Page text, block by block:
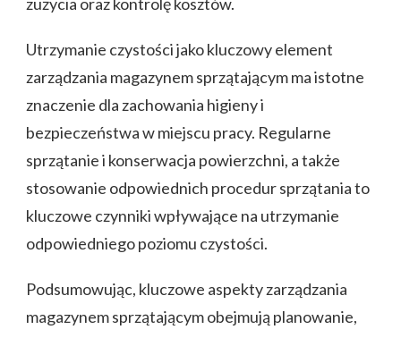
Utrzymanie czystości jako kluczowy element
zarządzania magazynem sprzątającym ma istotne
znaczenie dla zachowania higieny i
bezpieczeństwa w miejscu pracy. Regularne
sprzątanie i konserwacja powierzchni, a także
stosowanie odpowiednich procedur sprzątania to
kluczowe czynniki wpływające na utrzymanie
odpowiedniego poziomu czystości.
Podsumowując, kluczowe aspekty zarządzania
magazynem sprzątającym obejmują planowanie,